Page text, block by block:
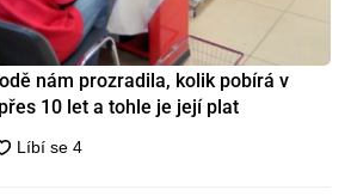
nám prozradila, kolik pobírá v
10 let a tohle je její plat